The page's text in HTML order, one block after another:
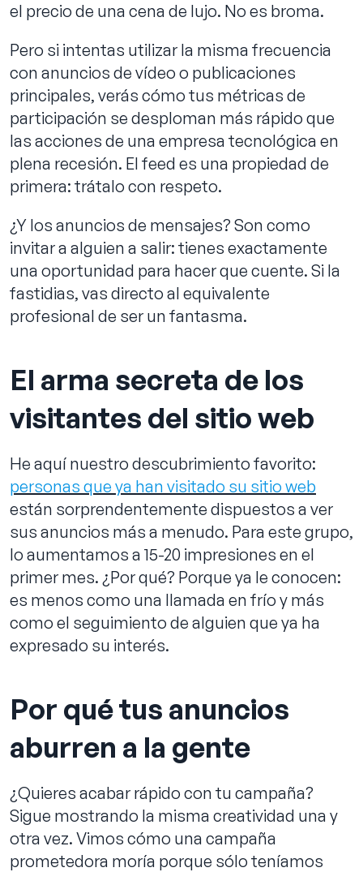
el precio de una cena de lujo. No es broma.
Pero si intentas utilizar la misma frecuencia
con anuncios de vídeo o publicaciones
principales, verás cómo tus métricas de
participación se desploman más rápido que
las acciones de una empresa tecnológica en
plena recesión. El feed es una propiedad de
primera: trátalo con respeto.
¿Y los anuncios de mensajes? Son como
invitar a alguien a salir: tienes exactamente
una oportunidad para hacer que cuente. Si la
fastidias, vas directo al equivalente
profesional de ser un fantasma.
El arma secreta de los
visitantes del sitio web
He aquí nuestro descubrimiento favorito:
personas que ya han visitado su sitio web
están sorprendentemente dispuestos a ver
sus anuncios más a menudo. Para este grupo,
lo aumentamos a 15-20 impresiones en el
primer mes. ¿Por qué? Porque ya le conocen:
es menos como una llamada en frío y más
como el seguimiento de alguien que ya ha
expresado su interés.
Por qué tus anuncios
aburren a la gente
¿Quieres acabar rápido con tu campaña?
Sigue mostrando la misma creatividad una y
otra vez. Vimos cómo una campaña
prometedora moría porque sólo teníamos